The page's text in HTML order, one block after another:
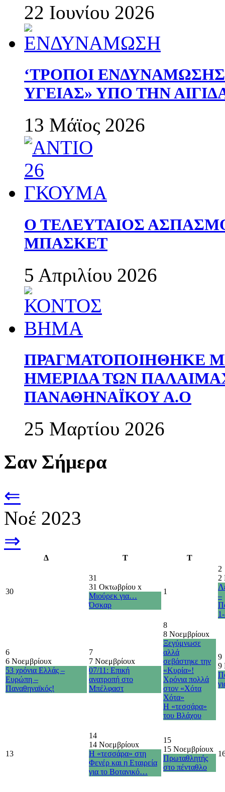
22 Ιουνίου 2026
‘ΤΡΟΠΟΙ
ΥΓΕΙΑΣ» ΥΠΟ ΤΗΝ
13 Μάϊος 2026
Ο ΤΕΛΕΥΤΑΙΟΣ
ΜΠΑΣΚΕΤ
5 Απριλίου 2026
ΠΡΑΓΜΑΤΟΠΟΙΗΘΗΚΕ
ΗΜΕΡΙΔΑ ΤΩΝ
ΠΑΝΑΘΗΝΑΪΚΟΥ Α.Ο
25 Μαρτίου 2026
Σαν Σήμερα
⇐
Νοέ 2023
⇒
Δ Τ Τ
30
31
31 Οκτωβρίου x
Μιούρεκ για…
Όσκαρ
1
2
2
–
6
6 Νοεμβρίουx
53 χρόνια Ελλάς –
Ευρώπη –
Παναθηναϊκός!
7
7 Νοεμβρίουx
07/11: Επική
ανατροπή στο
Μπέλφαστ
8
8 Νοεμβρίουx
Ξεγύμνωσε
αλλά
σεβάστηκε την
«Κυρία»!
Χρόνια πολλά
στον «Χότα
Χότα»
Η «τεσσάρα»
του Βλάχου
9
9
13
14
14 Νοεμβρίουx
Η «τεσσάρα» στη
Φενέρ και η Εταιρεία
για το Βοτανικό…
15
15 Νοεμβρίουx
Πρωταθλητής
στο πένταθλο